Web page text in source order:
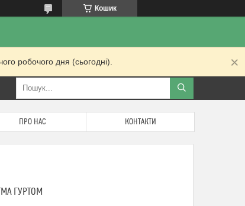
Кошик
робочого дня (сьогодні).
ПРО НАС КОНТАКТИ
ГУРТОМ